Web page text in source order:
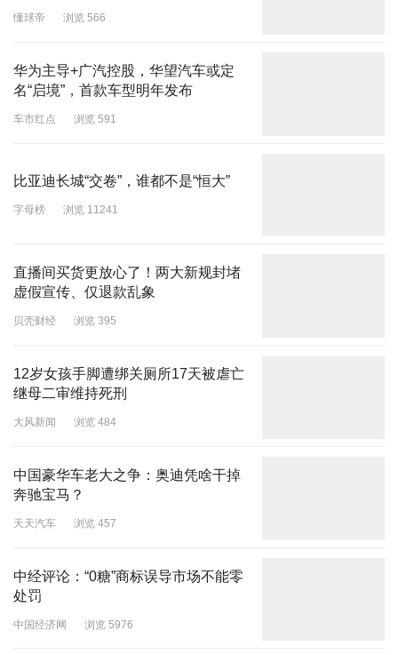
懂球帝 浏览 566
华为主导+广汽控股，华望汽车或定
名“启境”，首款车型明年发布
车市红点 浏览 591
比亚迪长城“交卷”，谁都不是“恒大”
字母榜 浏览 11241
直播间买货更放心了！两大新规封堵
虚假宣传、仅退款乱象
贝壳财经 浏览 395
12岁女孩手脚遭绑关厕所17天被虐亡
继母二审维持死刑
大风新闻 浏览 484
中国豪华车老大之争：奥迪凭啥干掉
奔驰宝马？
天天汽车 浏览 457
中经评论：“0糖”商标误导市场不能零
处罚
中国经济网 浏览 5976